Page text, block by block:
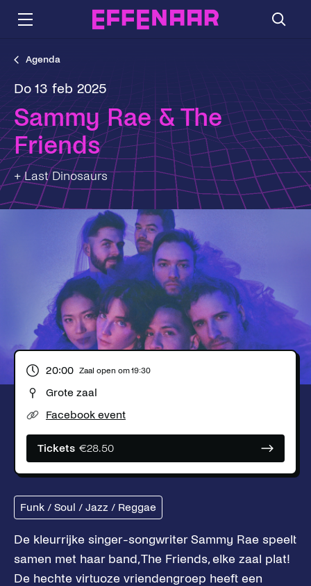
Agenda
do 13 feb 2025
Sammy Rae & The
Friends
+ Last Dinosaurs
20:00 Zaal open om19:30
Grote zaal
Facebook event
Tickets €28.50
Funk / Soul / Jazz / Reggae
De kleurrijke singer-songwriter Sammy Rae speelt
samen met haar band, The Friends, elke zaal plat!
De hechte virtuoze vriendengroep heeft een